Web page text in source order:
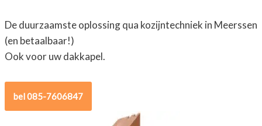
De duurzaamste oplossing qua kozijntechniek in Meerssen
(en betaalbaar!)
Ook voor uw dakkapel.
bel 085-7606847